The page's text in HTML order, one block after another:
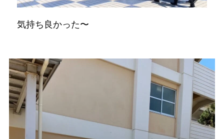
気持ち良かった〜